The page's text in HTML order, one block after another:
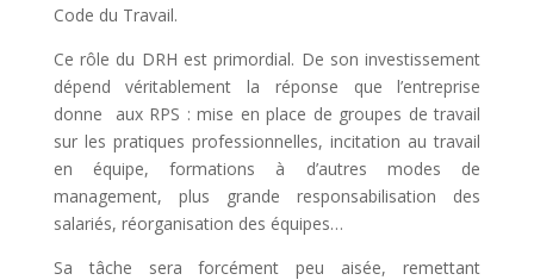
Code du Travail.
Ce rôle du DRH est primordial. De son investissement
dépend véritablement la réponse que l’entreprise
donne aux RPS : mise en place de groupes de travail
sur les pratiques professionnelles, incitation au travail
en équipe, formations à d’autres modes de
management, plus grande responsabilisation des
salariés, réorganisation des équipes…
Sa tâche sera forcément peu aisée, remettant